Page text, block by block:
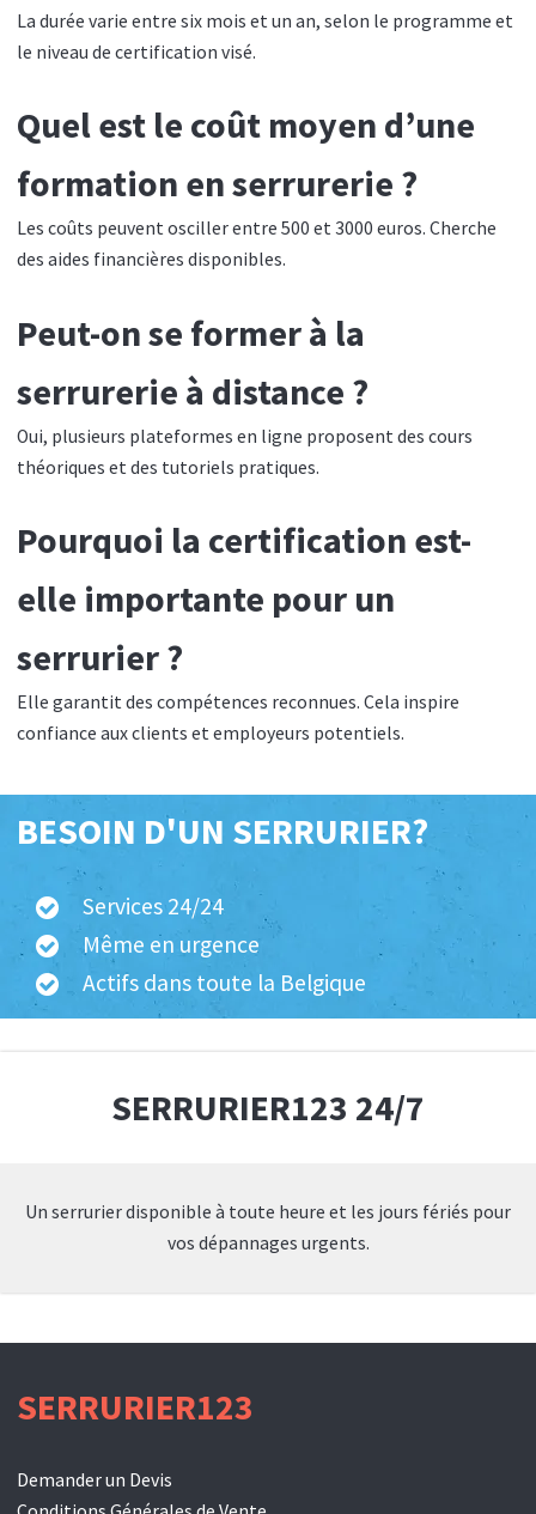
La durée varie entre six mois et un an, selon le programme et
le niveau de certification visé.
Quel est le coût moyen d’une
formation en serrurerie ?
Les coûts peuvent osciller entre 500 et 3000 euros. Cherche
des aides financières disponibles.
Peut-on se former à la
serrurerie à distance ?
Oui, plusieurs plateformes en ligne proposent des cours
théoriques et des tutoriels pratiques.
Pourquoi la certification est-
elle importante pour un
serrurier ?
Elle garantit des compétences reconnues. Cela inspire
confiance aux clients et employeurs potentiels.
BESOIN D'UN SERRURIER?
Services 24/24
Même en urgence
Actifs dans toute la Belgique
SERRURIER123 24/7
Un serrurier disponible à toute heure et les jours fériés pour
vos dépannages urgents.
SERRURIER123
Demander un Devis